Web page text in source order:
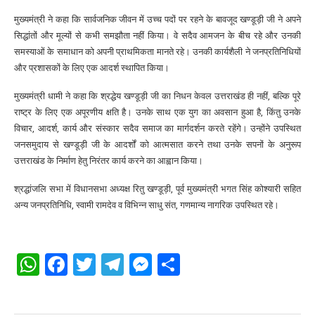
मुख्यमंत्री ने कहा कि सार्वजनिक जीवन में उच्च पदों पर रहने के बावजूद खण्डूड़ी जी ने अपने
सिद्धांतों और मूल्यों से कभी समझौता नहीं किया। वे सदैव आमजन के बीच रहे और उनकी
समस्याओं के समाधान को अपनी प्राथमिकता मानते रहे। उनकी कार्यशैली ने जनप्रतिनिधियों
और प्रशासकों के लिए एक आदर्श स्थापित किया।
मुख्यमंत्री धामी ने कहा कि श्रद्धेय खण्डूड़ी जी का निधन केवल उत्तराखंड ही नहीं, बल्कि पूरे
राष्ट्र के लिए एक अपूरणीय क्षति है। उनके साथ एक युग का अवसान हुआ है, किंतु उनके
विचार, आदर्श, कार्य और संस्कार सदैव समाज का मार्गदर्शन करते रहेंगे। उन्होंने उपस्थित
जनसमुदाय से खण्डूड़ी जी के आदर्शों को आत्मसात करने तथा उनके सपनों के अनुरूप
उत्तराखंड के निर्माण हेतु निरंतर कार्य करने का आह्वान किया।
श्रद्धांजलि सभा में विधानसभा अध्यक्ष रितु खण्डूड़ी, पूर्व मुख्यमंत्री भगत सिंह कोश्यारी सहित
अन्य जनप्रतिनिधि, स्वामी रामदेव व विभिन्न साधु संत, गणमान्य नागरिक उपस्थित रहे।
WhatsApp
Facebook
Twitter
Telegram
Messenger